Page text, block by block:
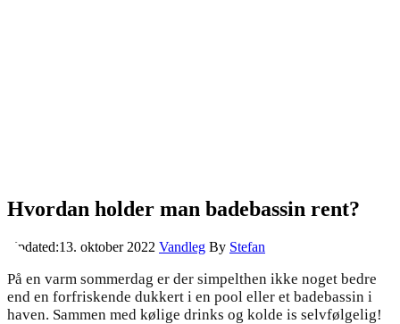
Hvordan holder man badebassin rent?
Updated:13. oktober 2022 Vandleg By Stefan
På en varm sommerdag er der simpelthen ikke noget bedre
end en forfriskende dukkert i en pool eller et badebassin i
haven. Sammen med kølige drinks og kolde is selvfølgelig!